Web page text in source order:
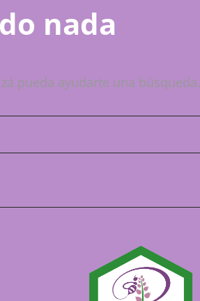
nada
pueda ayudarte una búsqueda.